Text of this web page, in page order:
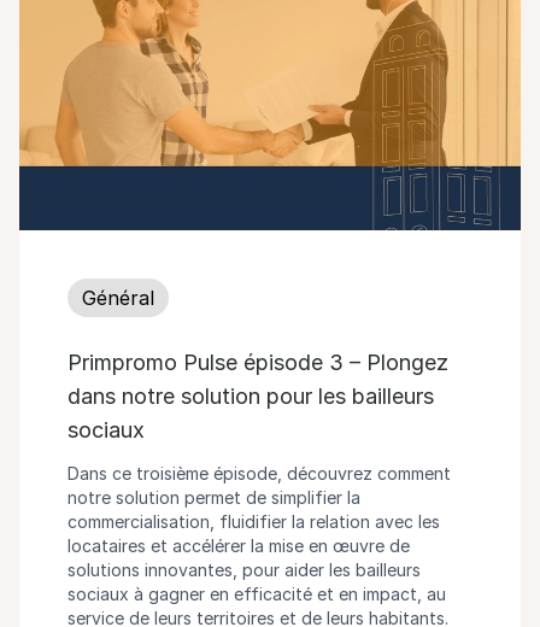
Général
Primpromo Pulse épisode 3 – Plongez
dans notre solution pour les bailleurs
sociaux
Dans ce troisième épisode, découvrez comment
notre solution permet de simplifier la
commercialisation, fluidifier la relation avec les
locataires et accélérer la mise en œuvre de
solutions innovantes, pour aider les bailleurs
sociaux à gagner en efficacité et en impact, au
service de leurs territoires et de leurs habitants.